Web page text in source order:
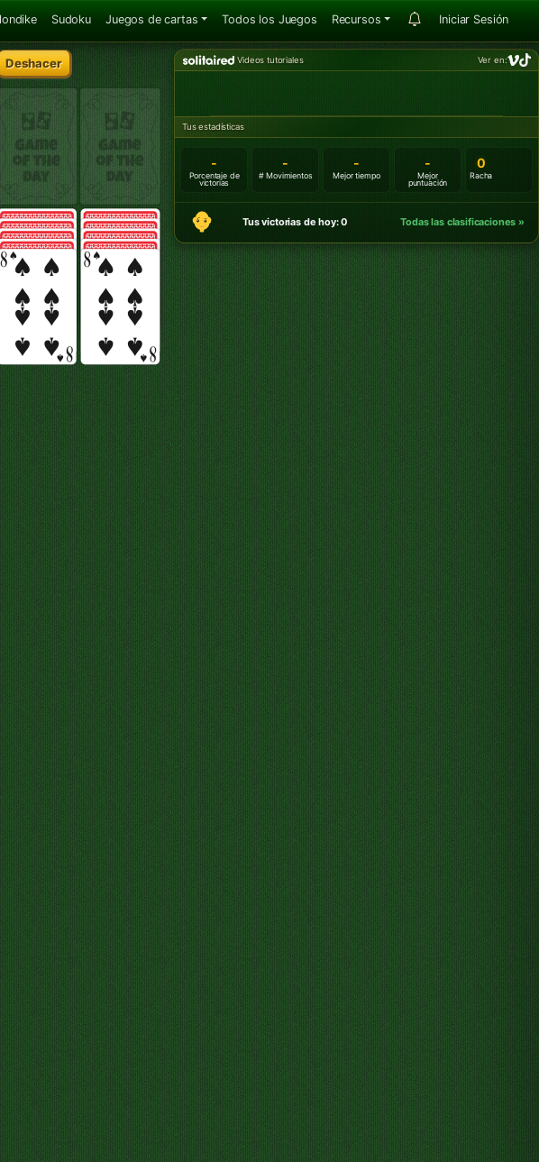
Sudoku Juegos de cartas Todos los Juegos Recursos Iniciar Sesión
Deshacer Videos tutoriales Ver en:
Tus estadísticas
-
Porcentaje de
victorias
-
# Movimientos
-
Mejor tiempo
-
Mejor
puntuación
0
Racha
Tus victorias de hoy: 0 Todas las clasificaciones »